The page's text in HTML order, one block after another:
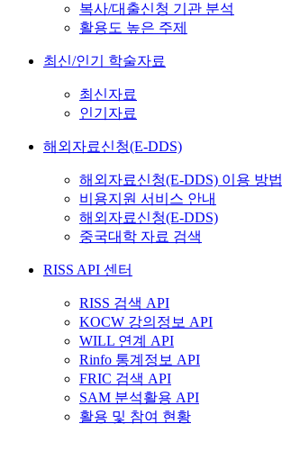
복사/대출신청 기관 분석
활용도 높은 주제
최신/인기 학술자료
최신자료
인기자료
해외자료신청(E-DDS)
해외자료신청(E-DDS) 이용 방법
비용지원 서비스 안내
해외자료신청(E-DDS)
중국대학 자료 검색
RISS API 센터
RISS 검색 API
KOCW 강의정보 API
WILL 연계 API
Rinfo 통계정보 API
FRIC 검색 API
SAM 분석활용 API
활용 및 참여 현황